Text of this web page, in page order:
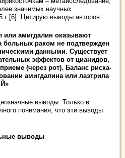
значимых научных
г [6]. Цитирую выводы авторов:
или амигдалин оказывают
раком не подтвержден
данными. Существует
эффектов от цианидов,
(через рот). Баланс риска-
амигдалина или лаэтрила
выводы. Только в
понимания, что эти выводы
выводы